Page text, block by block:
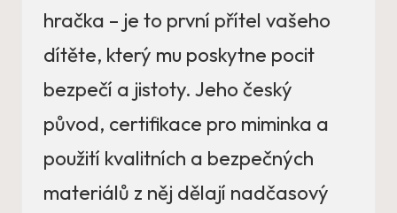
hračka – je to první přítel vašeho
dítěte, který mu poskytne pocit
bezpečí a jistoty. Jeho český
původ, certifikace pro miminka a
použití kvalitních a bezpečných
materiálů z něj dělají nadčasový